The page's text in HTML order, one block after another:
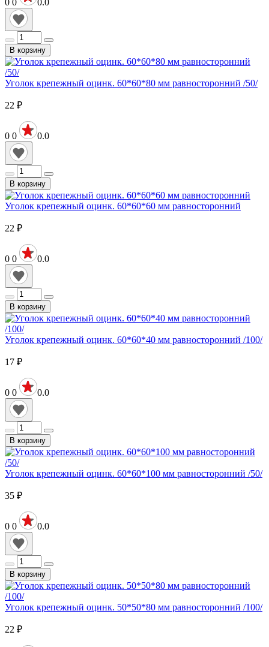
В корзину
Уголок крепежный оцинк. 60*60*80 мм равносторонний /50/
22 ₽
0 0 0.0
В корзину
Уголок крепежный оцинк. 60*60*60 мм равносторонний
22 ₽
0 0 0.0
В корзину
Уголок крепежный оцинк. 60*60*40 мм равносторонний /100/
17 ₽
0 0 0.0
В корзину
Уголок крепежный оцинк. 60*60*100 мм равносторонний /50/
35 ₽
0 0 0.0
В корзину
Уголок крепежный оцинк. 50*50*80 мм равносторонний /100/
22 ₽